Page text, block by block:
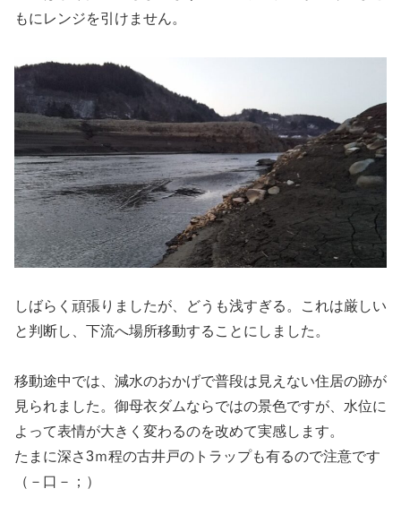
もにレンジを引けません。
しばらく頑張りましたが、どうも浅すぎる。これは厳しい
と判断し、下流へ場所移動することにしました。
移動途中では、減水のおかげで普段は見えない住居の跡が
見られました。御母衣ダムならではの景色ですが、水位に
よって表情が大きく変わるのを改めて実感します。
たまに深さ3ｍ程の古井戸のトラップも有るので注意です
（－口－；）